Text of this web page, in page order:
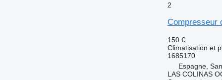
2
Compresseur
150 €
Climatisation et
1685170
Espagne,
LAS COLINAS